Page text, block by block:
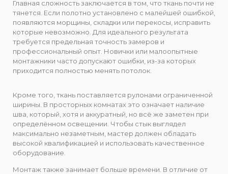
Главная сложность заключается в том, что ткань почти не
тянется. Если полотно установлено с малейшей ошибкой,
появляются морщины, складки или перекосы, исправить
которые невозможно. Для идеального результата
требуется предельная точность замеров и
профессиональный опыт. Новички или малоопытные
монтажники часто допускают ошибки, из-за которых
приходится полностью менять потолок.
Кроме того, ткань поставляется рулонами ограниченной
ширины. В просторных комнатах это означает наличие
шва, который, хотя и аккуратный, но всё же заметен при
определённом освещении. Чтобы стык выглядел
максимально незаметным, мастер должен обладать
высокой квалификацией и использовать качественное
оборудование.
Монтаж также занимает больше времени. В отличие от